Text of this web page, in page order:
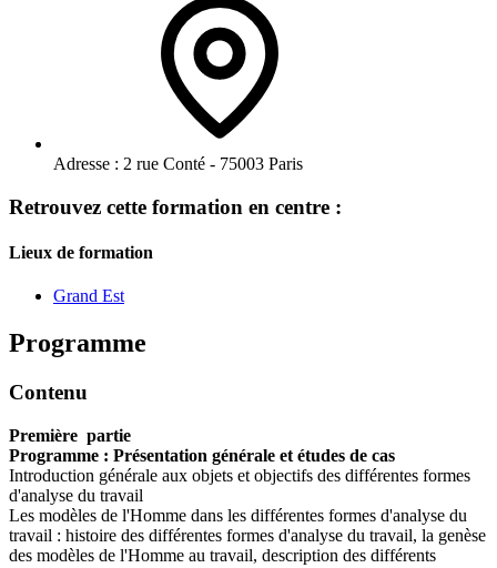
Adresse : 2 rue Conté - 75003 Paris
Retrouvez cette formation en centre :
Lieux de formation
Grand Est
Programme
Contenu
Première partie
Programme : Présentation générale et études de cas
Introduction générale aux objets et objectifs des différentes formes
d'analyse du travail
Les modèles de l'Homme dans les différentes formes d'analyse du
travail : histoire des différentes formes d'analyse du travail, la genèse
des modèles de l'Homme au travail, description des différents